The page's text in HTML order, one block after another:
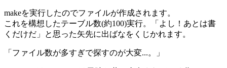
makeを実行したのでファイルが作成されます。
これを構想したテーブル数(約100)実行。「よし！あとは書
くだけだ」と思った矢先に出ばなをくじかれます。
「ファイル数が多すぎで探すのが大変...。」